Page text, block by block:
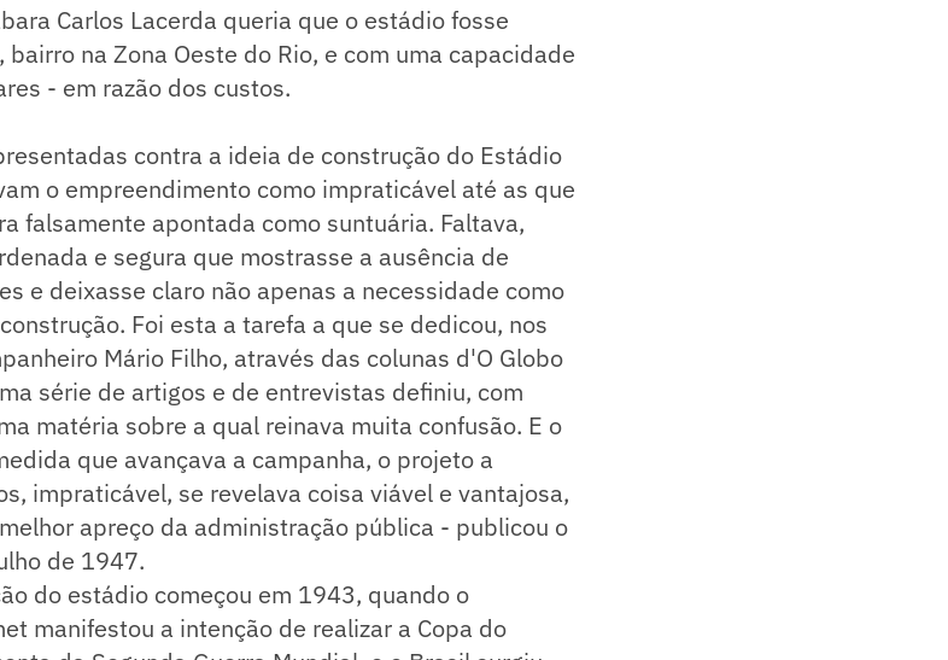
Carlos Lacerda queria que o estádio fosse
na Zona Oeste do Rio, e com uma capacidade
- em razão dos custos.
contra a ideia de construção do Estádio
o empreendimento como impraticável até as que
falsamente apontada como suntuária. Faltava,
e segura que mostrasse a ausência de
e deixasse claro não apenas a necessidade como
Foi esta a tarefa a que se dedicou, nos
Mário Filho, através das colunas d'O Globo
série de artigos e de entrevistas definiu, com
matéria sobre a qual reinava muita confusão. E o
que avançava a campanha, o projeto a
impraticável, se revelava coisa viável e vantajosa,
apreço da administração pública - publicou o
de 1947.
do estádio começou em 1943, quando o
manifestou a intenção de realizar a Copa do